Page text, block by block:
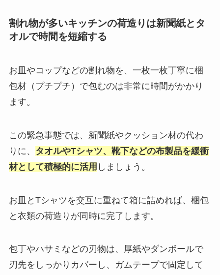
割れ物が多いキッチンの荷造りは新聞紙とタ
オルで時間を短縮する
お皿やコップなどの割れ物を、一枚一枚丁寧に梱
包材（プチプチ）で包むのは非常に時間がかかり
ます。
この緊急事態では、新聞紙やクッション材の代わ
りに、
タオルやTシャツ、靴下などの布製品を緩衝
材として積極的に活用 しましょう。
お皿とTシャツを交互に重ねて箱に詰めれば、梱包
と衣類の荷造りが同時に完了します。
包丁やハサミなどの刃物は、厚紙やダンボールで
刃先をしっかりカバーし、ガムテープで固定して